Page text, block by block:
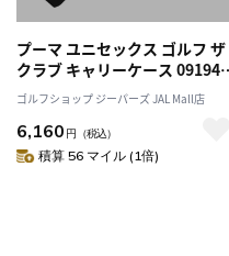
プーマ ユニセックス ゴルフ ザ
クラブ キャリーケース 091949
ゴルフ PUMA 2025年モデル 日
本正規品
ゴルフショップ ジーパーズ JAL Mall店
6,160 円 （税込）
積算 56 マイル (1倍)